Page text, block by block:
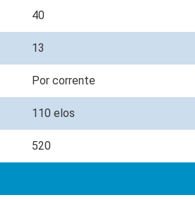
40
13
Por corrente
110 elos
520